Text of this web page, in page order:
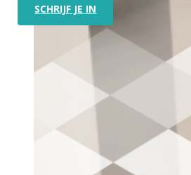
SCHRIJF JE IN